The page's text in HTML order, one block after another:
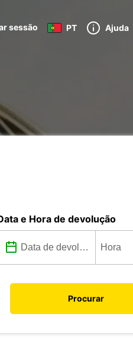
sessão PT Ajuda
e Hora de devolução
Procurar